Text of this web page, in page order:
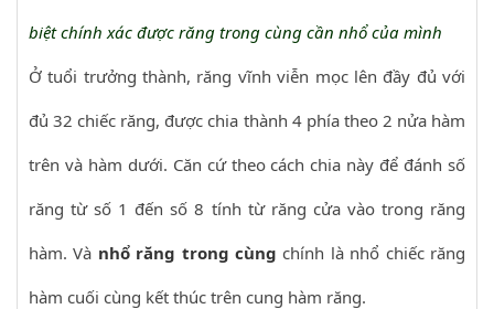
biệt chính xác được răng trong cùng cần nhổ của mình
Ở tuổi trưởng thành, răng vĩnh viễn mọc lên đầy đủ với
đủ 32 chiếc răng, được chia thành 4 phía theo 2 nửa hàm
trên và hàm dưới. Căn cứ theo cách chia này để đánh số
răng từ số 1 đến số 8 tính từ răng cửa vào trong răng
hàm. Và nhổ răng trong cùng chính là nhổ chiếc răng
hàm cuối cùng kết thúc trên cung hàm răng.